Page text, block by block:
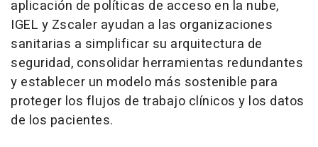
aplicación de políticas de acceso en la nube,
IGEL y Zscaler ayudan a las organizaciones
sanitarias a simplificar su arquitectura de
seguridad, consolidar herramientas redundantes
y establecer un modelo más sostenible para
proteger los flujos de trabajo clínicos y los datos
de los pacientes.